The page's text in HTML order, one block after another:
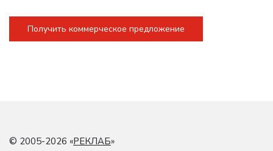
Получить коммерческое предложение
© 2005-2026 «РЕКЛАБ»